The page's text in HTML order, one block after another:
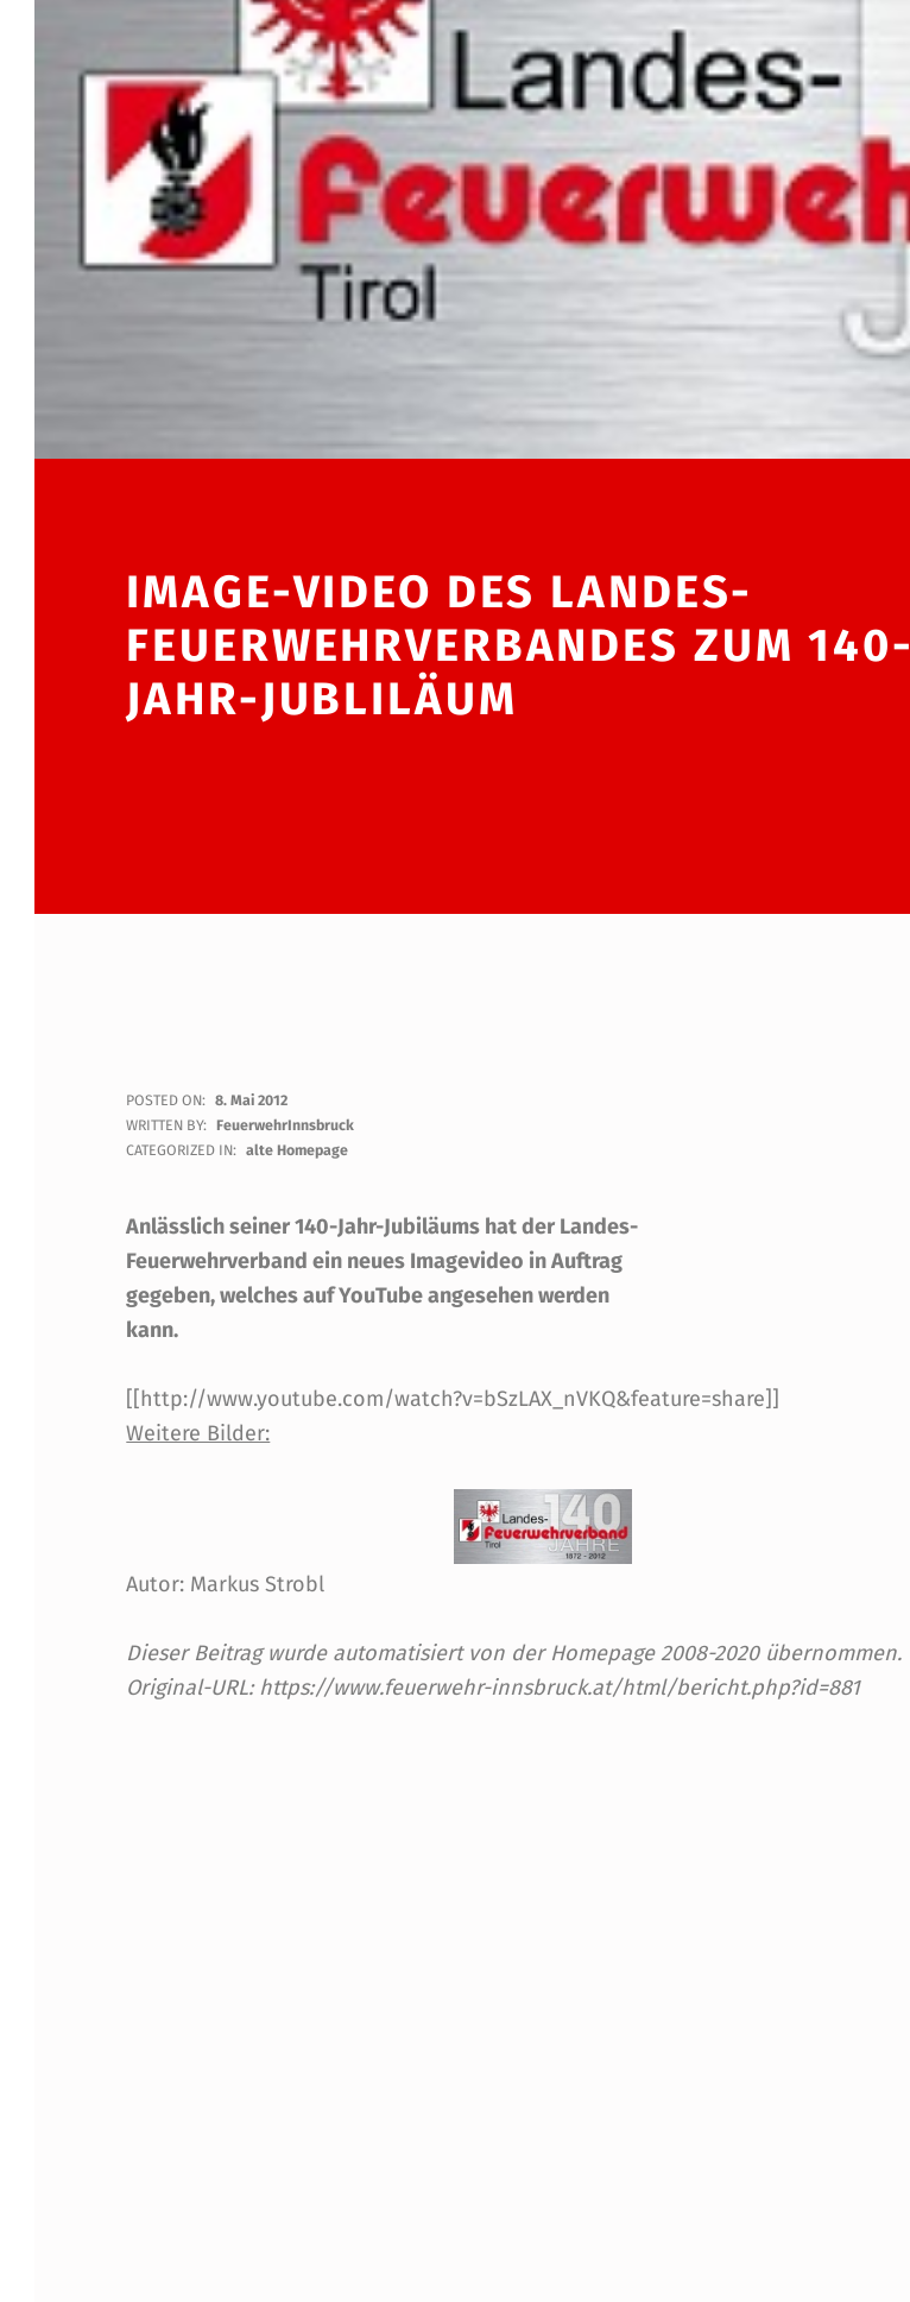
IMAGE-VIDEO DES LANDES-
FEUERWEHRVERBANDES ZUM 140-
JAHR-JUBLILÄUM
I
M
A
G
E
-
V
E
O
D
POSTED ON: 8. Mai 2012
WRITTEN BY: FeuerwehrInnsbruck
CATEGORIZED IN: alte Homepage
Anlässlich seiner 140-Jahr-Jubiläums hat der Landes-
Feuerwehrverband ein neues Imagevideo in Auftrag
gegeben, welches auf YouTube angesehen werden
kann.
[[http://www.youtube.com/watch?v=bSzLAX_nVKQ&feature=share]]
Weitere Bilder:
Autor: Markus Strobl
Dieser Beitrag wurde automatisiert von der Homepage 2008-2020 übernommen.
Original-URL: https://www.feuerwehr-innsbruck.at/html/bericht.php?id=881